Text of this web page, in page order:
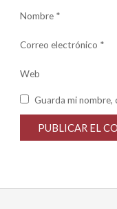
Nombre *
Correo electrónico *
Web
Guarda mi nombre,